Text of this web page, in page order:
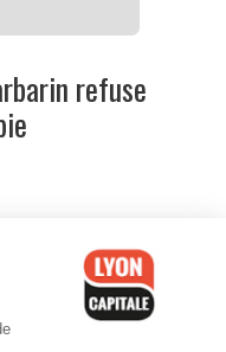
refuse